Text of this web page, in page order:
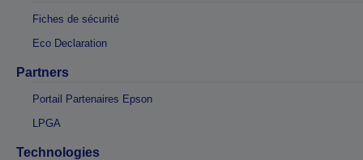
Fiches de sécurité
Eco Declaration
Partners
Portail Partenaires Epson
LPGA
Technologies